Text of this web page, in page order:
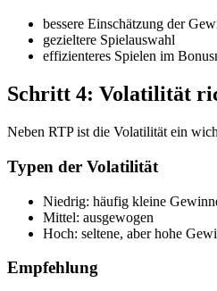
bessere Einschätzung der
gezieltere Spielauswahl
effizienteres Spielen im
Schritt 4: Volatilität
Neben RTP ist die Volatilität ein
Typen der Volatilität
Niedrig: häufig kleine
Mittel: ausgewogen
Hoch: seltene, aber hohe
Empfehlung